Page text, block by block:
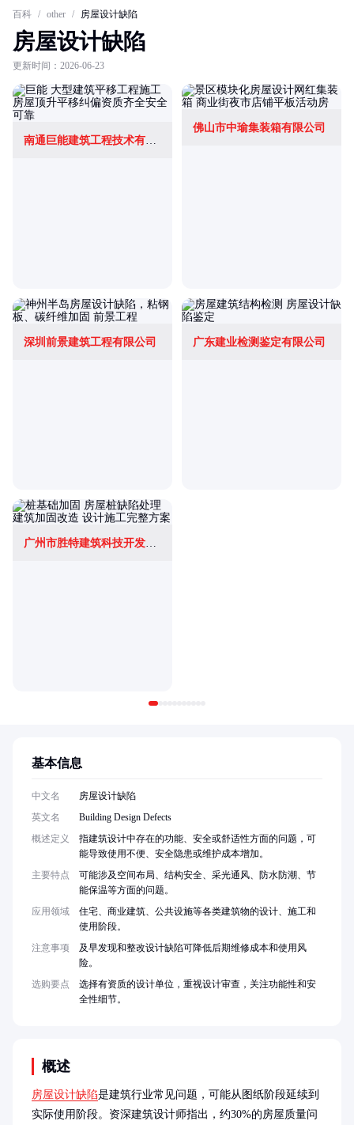
百科 / other / 房屋设计缺陷
房屋设计缺陷
更新时间：2026-06-23
南通巨能建筑工程技术有限公司
佛山市中瑜集装箱有限公司
深圳前景建筑工程有限公司 广东建业检测鉴定有限公司
广州市胜特建筑科技开发有限公司
概述
房屋设计缺陷是建筑行业常见问题，可能从图纸阶段延续到
实际使用阶段。资深建筑设计师指出，约30%的房屋质量问
基本信息
中文名
房屋设计缺陷
英文名
Building Design Defects
概述定义
指建筑设计中存在的功能、安全或舒适性方面的问题，可
能导致使用不便、安全隐患或维护成本增加。
主要特点
可能涉及空间布局、结构安全、采光通风、防水防潮、节
能保温等方面的问题。
应用领域
住宅、商业建筑、公共设施等各类建筑物的设计、施工和
使用阶段。
注意事项
及早发现和整改设计缺陷可降低后期维修成本和使用风
险。
选购要点
选择有资质的设计单位，重视设计审查，关注功能性和安
全性细节。